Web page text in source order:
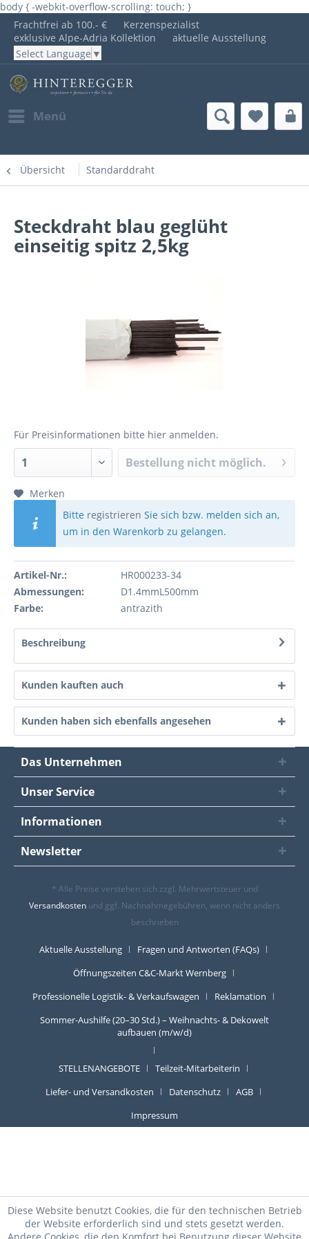
body { -webkit-overflow-scrolling: touch; }
Frachtfrei ab 100.- €
Kerzenspezialist
exklusive Alpe-Adria Kollektion
aktuelle Ausstellung
Select Language ▼
Menü
Übersicht Standarddraht
Steckdraht blau geglüht
einseitig spitz 2,5kg
Für Preisinformationen bitte hier anmelden.
Bestellung nicht möglich.
Merken
Bitte registrieren Sie sich bzw. melden sich an,
um in den Warenkorb zu gelangen.
Artikel-Nr.:
HR000233-34
Abmessungen:
D1.4mmL500mm
Farbe:
antrazith
Beschreibung
Kunden kauften auch
Kunden haben sich ebenfalls angesehen
Das Unternehmen
Unser Service
Informationen
Newsletter
* Alle Preise verstehen sich zzgl. Mehrwertsteuer und
Versandkosten und ggf. Nachnahmegebühren, wenn nicht anders
beschrieben
Aktuelle Ausstellung
Fragen und Antworten (FAQs)
Öffnungszeiten C&C-Markt Wernberg
Professionelle Logistik- & Verkaufswagen
Reklamation
Sommer-Aushilfe (20–30 Std.) – Weihnachts- & Dekowelt
aufbauen (m/w/d)
STELLENANGEBOTE
Teilzeit-Mitarbeiterin
Liefer- und Versandkosten
Datenschutz
AGB
Impressum
Diese Website benutzt Cookies, die für den technischen Betrieb
der Website erforderlich sind und stets gesetzt werden.